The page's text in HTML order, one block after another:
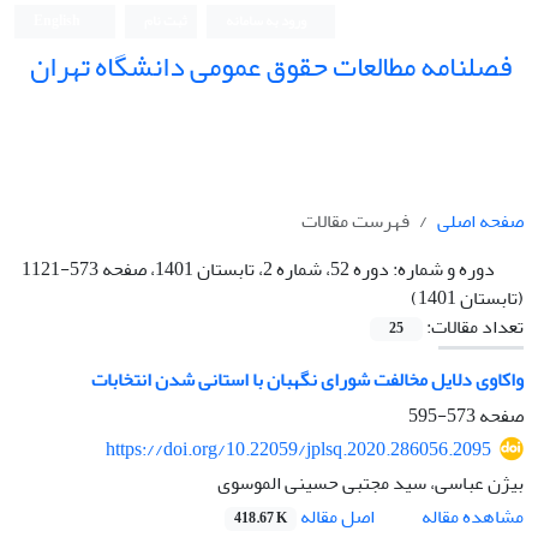
فصلنامه مطالعات حقوق عمومی دانشگاه تهران
صفحه اصلی
فهرست مقالات
دوره و شماره:
دوره 52، شماره 2، تابستان 1401، صفحه 573-1121
(تابستان 1401)
تعداد مقالات:
25
واکاوی دلایل مخالفت شورای نگهبان با استانی شدن انتخابات
صفحه573-595
https://doi.org/10.22059/jplsq.2020.286056.2095
بیژن عباسی، سید مجتبی حسینی الموسوی
مشاهده مقاله
اصل مقاله 418.67 K